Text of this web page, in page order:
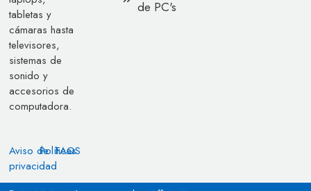
tabletas y
cámaras hasta
televisores,
sistemas de
sonido y
accesorios de
computadora.
Aviso de
privacidad
Políticas
FAQS
de PC's